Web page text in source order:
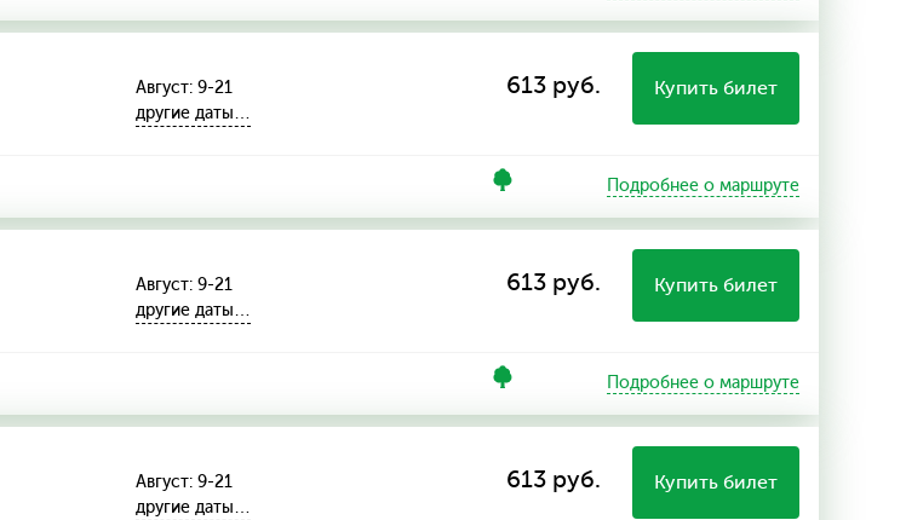
Август: 9-21
другие даты…
613 руб. Купить билет
Подробнее о маршруте
Август: 9-21
другие даты…
613 руб. Купить билет
Подробнее о маршруте
Август: 9-21
другие даты…
613 руб. Купить билет